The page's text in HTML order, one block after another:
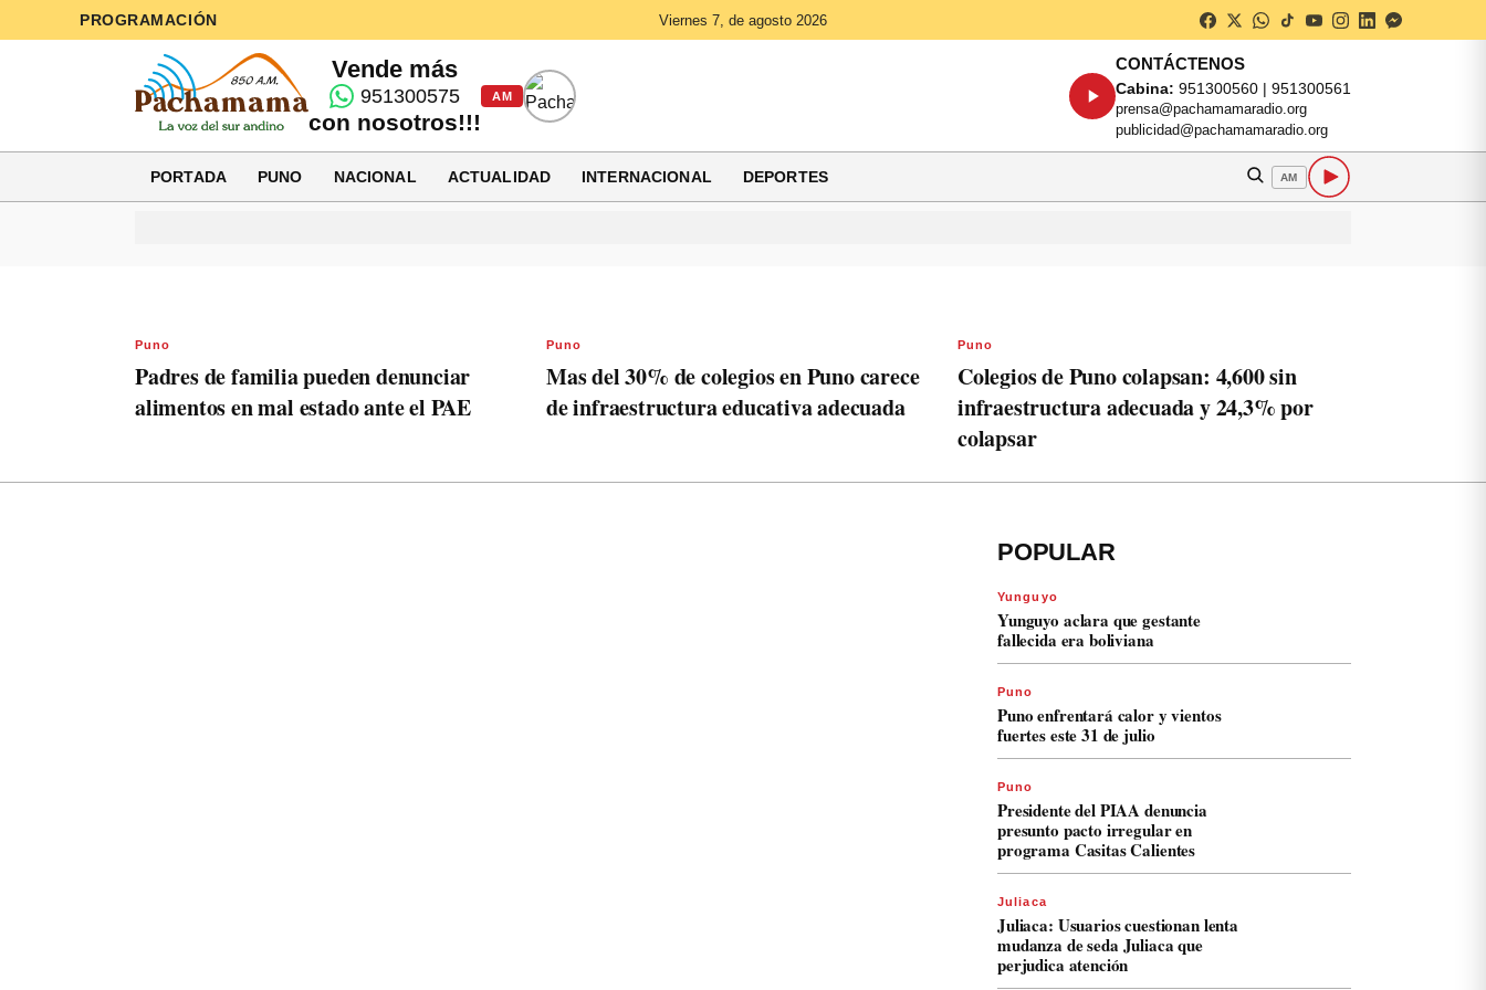
PROGRAMACIÓN Viernes 7, de agosto 2026
Vende más
951300575
con nosotros!!!
AM
CONTÁCTENOS
Cabina: 951300560 | 951300561
prensa@pachamamaradio.org
publicidad@pachamamaradio.org
PORTADA PUNO NACIONAL ACTUALIDAD INTERNACIONAL DEPORTES AM
Puno
Padres de familia pueden denunciar
alimentos en mal estado ante el PAE
Puno
Mas del 30% de colegios en Puno carece
de infraestructura educativa adecuada
Puno
Colegios de Puno colapsan: 4,600 sin
infraestructura adecuada y 24,3% por
colapsar
POPULAR
Yunguyo
Yunguyo aclara que gestante
fallecida era boliviana
Puno
Puno enfrentará calor y vientos
fuertes este 31 de julio
Puno
Presidente del PIAA denuncia
presunto pacto irregular en
programa Casitas Calientes
Juliaca
Juliaca: Usuarios cuestionan lenta
mudanza de seda Juliaca que
perjudica atención